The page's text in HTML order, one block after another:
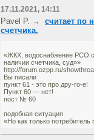
17.11.2021, 14:11
Pavel P. → считает по
счетчика,
«ЖКХ, водоснабжение РСО
наличии счетчика, суд»»
http://forum.ozpp.ru/
Вы писали
пункт 61 - это про дру-го-е!
Пункт 60 — нет!
пост № 60
подобная ситуация
«Но как только потребитель